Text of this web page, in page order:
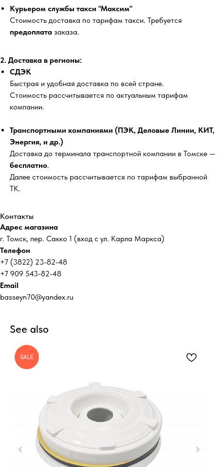
Курьером службы такси "Максим"
Стоимость доставка по тарифам такси. Требуется
предоплата заказа.
2. Доставка в регионы:
СДЭК
Быстрая и удобная доставка по всей стране.
Стоимость рассчитывается по актуальным тарифам
компании.
Транспортными компаниями (ПЭК, Деловые Линии, КИТ,
Энергия, и др.)
Доставка до терминала транспортной компании в Томске —
бесплатно.
Далее стоимость рассчитывается по тарифам выбранной
ТК.
Контакты
Адрес магазина
г. Томск, пер. Сакко 1 (вход с ул. Карла Маркса)
Телефон
+7 (3822) 23-82-48
+7 909 543-82-48
Email
basseyn70@yandex.ru
See also
SALE